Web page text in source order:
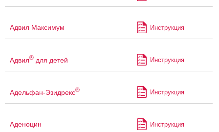
Адвил Максимум Инструкция
Адвил® для детей Инструкция
Адельфан-Эзидрекс® Инструкция
Аденоцин Инструкция